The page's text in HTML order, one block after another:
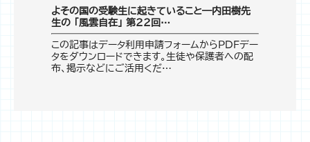
よその国の受験生に起きていること―内田樹先
生の 「風雲自在」 第22回…
この記事はデータ利用申請フォームからPDFデー
タをダウンロードできます。生徒や保護者への配
布、掲示などにご活用くだ…